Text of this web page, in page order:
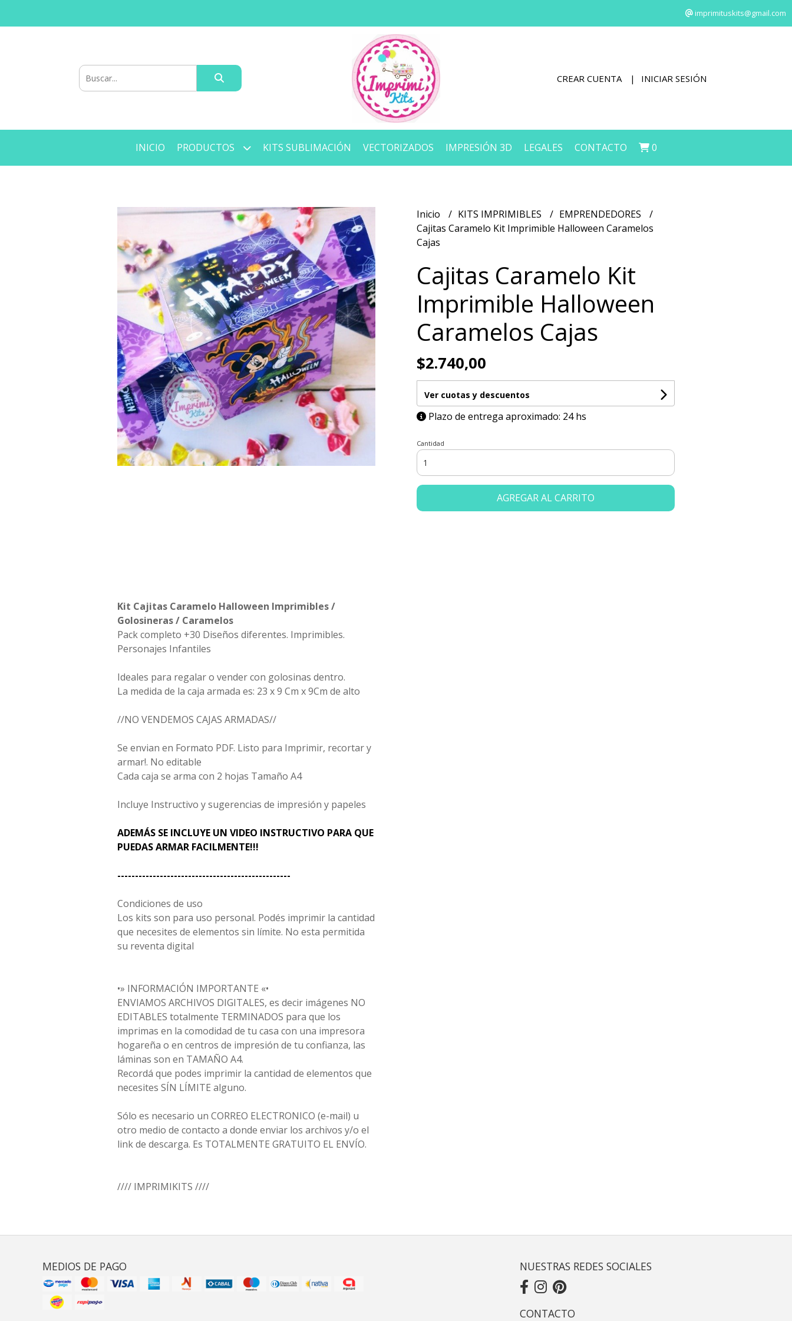
imprimituskits@gmail.com
CREAR CUENTA INICIAR SESIÓN
INICIO PRODUCTOS KITS SUBLIMACIÓN VECTORIZADOS IMPRESIÓN 3D LEGALES CONTACTO 0
Kit Cajitas Caramelo Halloween Imprimibles /
Golosineras / Caramelos
Pack completo +30 Diseños diferentes. Imprimibles.
Personajes Infantiles
Ideales para regalar o vender con golosinas dentro.
La medida de la caja armada es: 23 x 9 Cm x 9Cm de alto
//NO VENDEMOS CAJAS ARMADAS//
Se envian en Formato PDF. Listo para Imprimir, recortar y
armar!. No editable
Cada caja se arma con 2 hojas Tamaño A4
Incluye Instructivo y sugerencias de impresión y papeles
ADEMÁS SE INCLUYE UN VIDEO INSTRUCTIVO PARA QUE
PUEDAS ARMAR FACILMENTE!!!
-------------------------------------------------
Condiciones de uso
Los kits son para uso personal. Podés imprimir la cantidad
que necesites de elementos sin límite. No esta permitida
su reventa digital
•» INFORMACIÓN IMPORTANTE «•
ENVIAMOS ARCHIVOS DIGITALES, es decir imágenes NO
EDITABLES totalmente TERMINADOS para que los
imprimas en la comodidad de tu casa con una impresora
hogareña o en centros de impresión de tu confianza, las
láminas son en TAMAÑO A4.
Recordá que podes imprimir la cantidad de elementos que
necesites SÍN LÍMITE alguno.
Sólo es necesario un CORREO ELECTRONICO (e-mail) u
otro medio de contacto a donde enviar los archivos y/o el
link de descarga. Es TOTALMENTE GRATUITO EL ENVÍO.
//// IMPRIMIKITS ////
Inicio KITS IMPRIMIBLES
EMPRENDEDORES
Cajitas Caramelo Kit Imprimible Halloween Caramelos
Cajas
Cajitas Caramelo Kit
Imprimible Halloween
Caramelos Cajas
$2.740,00
Ver cuotas y descuentos
Plazo de entrega aproximado: 24 hs
Cantidad
AGREGAR AL CARRITO
MEDIOS DE PAGO NUESTRAS REDES SOCIALES
CONTACTO